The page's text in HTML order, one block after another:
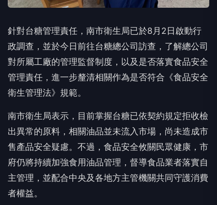
針對台糖管理責任，南市衛生局已於8月2日啟動行
政調查，並於今日前往台糖總公司訪查，了解總公司
對所屬工廠的管理監督制度，以及是否落實食品安全
管理責任，進一步釐清相關作為是否符合《食品安全
衛生管理法》規範。
南市衛生局表示，目前掌握台糖已依契約規定拒收檢
出異常的原料，相關油品並未流入市場，尚未造成市
售產品安全疑慮。不過，食品安全攸關民眾健康，市
府仍將持續加強食用油品管理，督導食品業者落實自
主管理，並配合中央及各地方主管機關共同守護消費
者權益。